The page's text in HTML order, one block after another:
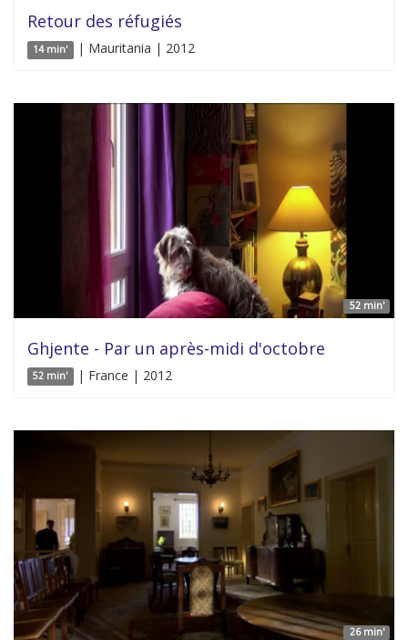
Retour des réfugiés
14 min' | Mauritania | 2012
52 min'
Ghjente - Par un après-midi d'octobre
52 min' | France | 2012
26 min'